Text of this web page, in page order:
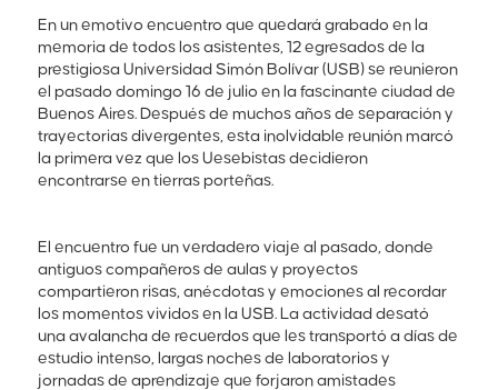
En un emotivo encuentro que quedará grabado en la
memoria de todos los asistentes, 12 egresados de la
prestigiosa Universidad Simón Bolívar (USB) se reunieron
el pasado domingo 16 de julio en la fascinante ciudad de
Buenos Aires. Después de muchos años de separación y
trayectorias divergentes, esta inolvidable reunión marcó
la primera vez que los Uesebistas decidieron
encontrarse en tierras porteñas.
El encuentro fue un verdadero viaje al pasado, donde
antiguos compañeros de aulas y proyectos
compartieron risas, anécdotas y emociones al recordar
los momentos vividos en la USB. La actividad desató
una avalancha de recuerdos que les transportó a días de
estudio intenso, largas noches de laboratorios y
jornadas de aprendizaje que forjaron amistades